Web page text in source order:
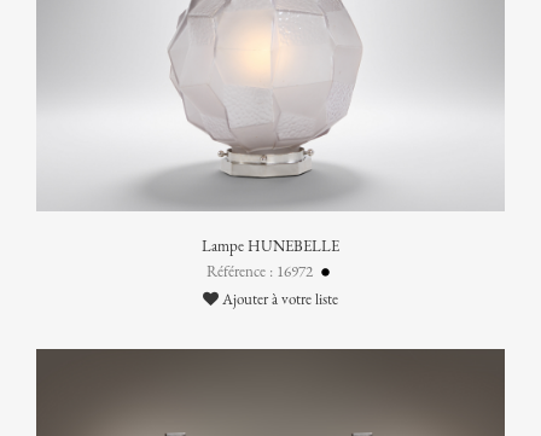
Lampe HUNEBELLE
Référence : 16972
Ajouter à votre liste